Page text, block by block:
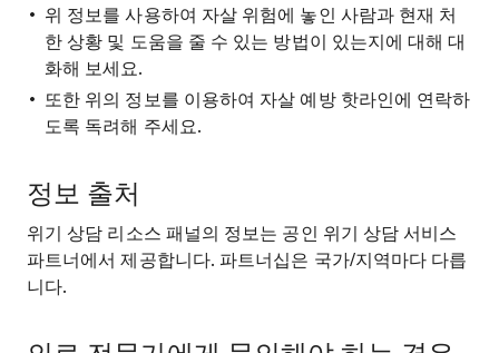
위 정보를 사용하여 자살 위험에 놓인 사람과 현재 처
한 상황 및 도움을 줄 수 있는 방법이 있는지에 대해 대
화해 보세요.
또한 위의 정보를 이용하여 자살 예방 핫라인에 연락하
도록 독려해 주세요.
정보 출처
위기 상담 리소스 패널의 정보는 공인 위기 상담 서비스
파트너에서 제공합니다. 파트너십은 국가/지역마다 다릅
니다.